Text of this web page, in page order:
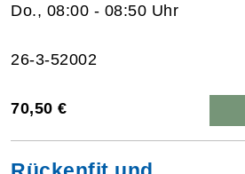
Do., 08:00 - 08:50 Uhr
26-3-52002
70,50 €